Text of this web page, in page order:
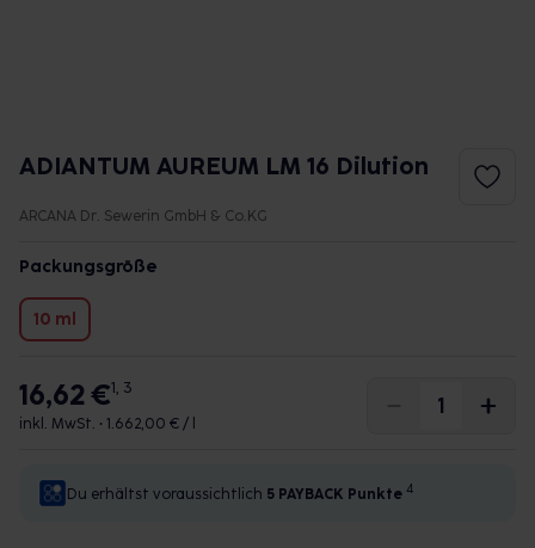
ADIANTUM AUREUM LM 16 Dilution
ARCANA Dr. Sewerin GmbH & Co.KG
Packungsgröße
10 ml
16,62 €1, 3
inkl. MwSt. • 1.662,00 € / l
Du erhältst voraussichtlich 5 PAYBACK Punkte 4